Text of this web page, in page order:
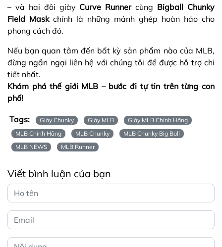
– và hai đôi giày Curve Runnercùng Bigball Chunky
Field Maskchính là những mảnh ghép hoàn hảo cho
phong cách đó.
Nếu bạn quan tâm đến bất kỳ sản phẩm nào của MLB,
đừng ngần ngại liên hệ với chúng tôi để được hỗ trợ chi
tiết nhất.
Khám phá thế giới MLB – bước đi tự tin trên từng con
phố!
Tags: Giày Chunky Giày MLB
Giày MLB Chính Hãng
MLB Chính Hãng
MLB Chunky
MLB Chunky Big Ball
MLB NEWS
MLB Runner
Viết bình luận của bạn